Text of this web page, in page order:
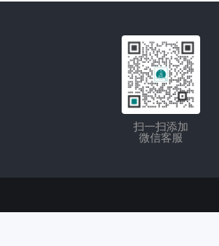
扫一扫添加
微信客服